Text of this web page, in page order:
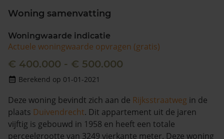
Woning samenvatting
Woningwaarde indicatie
Actuele woningwaarde opvragen (gratis)
€ 400.000 - € 500.000
Berekend op 01-01-2021
Deze woning bevindt zich aan de Rijksstraatweg in de
plaats Duivendrecht. Dit appartement uit de jaren
vijftig is gebouwd in 1958 en heeft een totale
perceelgrootte van 3249 vierkante meter. Deze woning